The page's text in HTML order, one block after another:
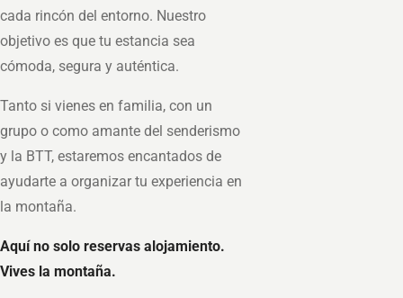
cada rincón del entorno. Nuestro
objetivo es que tu estancia sea
cómoda, segura y auténtica.
Tanto si vienes en familia, con un
grupo o como amante del senderismo
y la BTT, estaremos encantados de
ayudarte a organizar tu experiencia en
la montaña.
Aquí no solo reservas alojamiento.
Vives la montaña.